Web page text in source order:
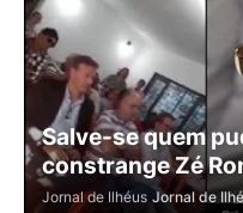
Salve-se quem
constrange Zé
Jornal de Ilhéus Jornal de